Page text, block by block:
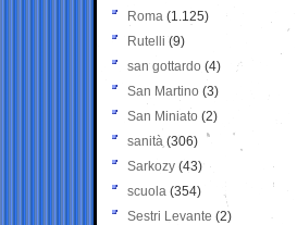
Roma (1.125)
Rutelli (9)
san gottardo (4)
San Martino (3)
San Miniato (2)
sanità (306)
Sarkozy (43)
scuola (354)
Sestri Levante (2)